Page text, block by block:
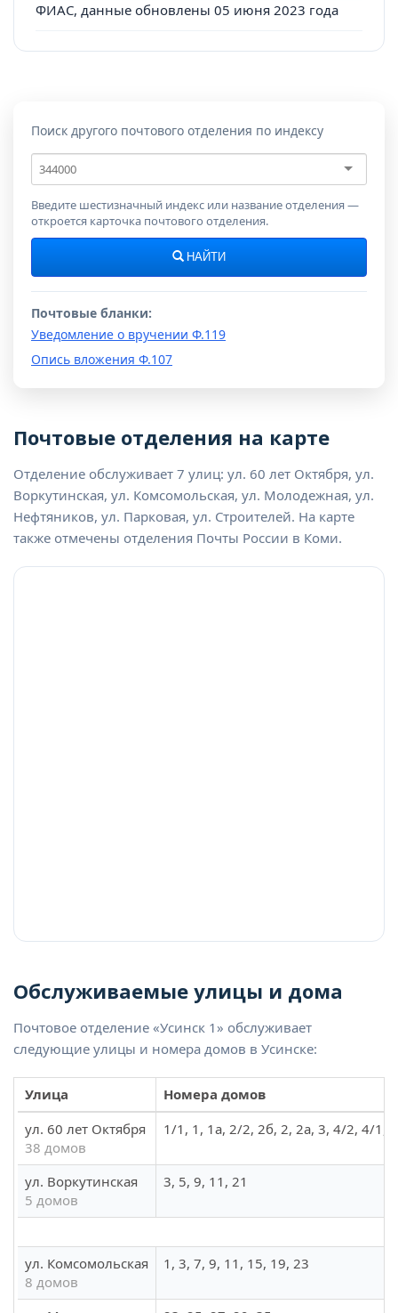
ФИАС, данные обновлены 05 июня 2023 года
Поиск другого почтового отделения по индексу
Почтовый
индекс
Введите шестизначный индекс или название отделения —
откроется карточка почтового отделения.
НАЙТИ
Почтовые бланки:
Уведомление о вручении Ф.119
Опись вложения Ф.107
Почтовые отделения на карте
Отделение обслуживает 7 улиц: ул. 60 лет Октября, ул.
Воркутинская, ул. Комсомольская, ул. Молодежная, ул.
Нефтяников, ул. Парковая, ул. Строителей. На карте
также отмечены отделения Почты России в Коми.
Обслуживаемые улицы и дома
Почтовое отделение «Усинск 1» обслуживает
следующие улицы и номера домов в Усинске:
Улица
Номера домов
ул. 60 лет Октября
38 домов
1/1, 1, 1а, 2/2, 2б, 2, 2а, 3, 4/2, 4/1,
ул. Воркутинская
5 домов
3, 5, 9, 11, 21
ул. Комсомольская
8 домов
1, 3, 7, 9, 11, 15, 19, 23